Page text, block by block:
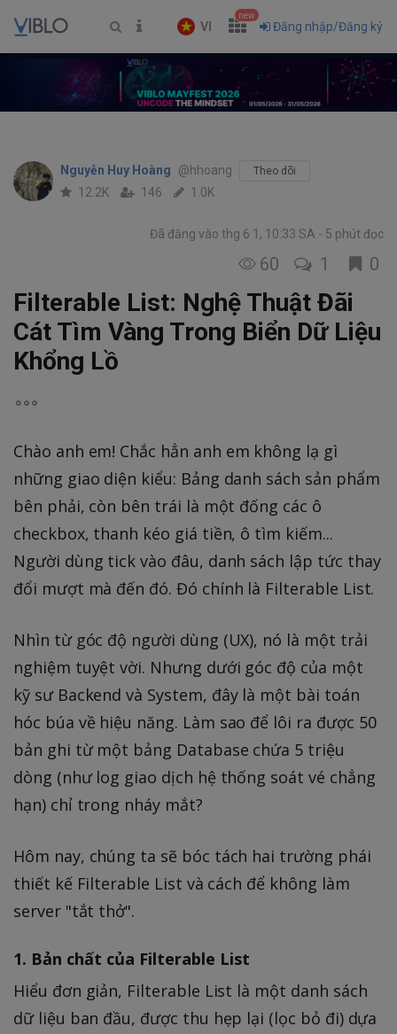
VI
new
Đăng nhập/Đăng ký
Nguyễn Huy Hoàng @hhoang Theo dõi
12.2K 146 1.0K
Đã đăng vào thg 6 1, 10:33 SA 5 phút đọc
60 1 0
Filterable List: Nghệ Thuật Đãi
Cát Tìm Vàng Trong Biển Dữ Liệu
Khổng Lồ
Chào anh em! Chắc hẳn anh em không lạ gì
những giao diện kiểu: Bảng danh sách sản phẩm
bên phải, còn bên trái là một đống các ô
checkbox, thanh kéo giá tiền, ô tìm kiếm...
Người dùng tick vào đâu, danh sách lập tức thay
đổi mượt mà đến đó. Đó chính là Filterable List.
Nhìn từ góc độ người dùng (UX), nó là một trải
nghiệm tuyệt vời. Nhưng dưới góc độ của một
kỹ sư Backend và System, đây là một bài toán
hóc búa về hiệu năng. Làm sao để lôi ra được 50
bản ghi từ một bảng Database chứa 5 triệu
dòng (như log giao dịch hệ thống soát vé chẳng
hạn) chỉ trong nháy mắt?
Hôm nay, chúng ta sẽ bóc tách hai trường phái
thiết kế Filterable List và cách để không làm
server "tắt thở".
1. Bản chất của Filterable List
Hiểu đơn giản, Filterable List là một danh sách
dữ liệu ban đầu, được thu hẹp lại (lọc bỏ đi) dựa